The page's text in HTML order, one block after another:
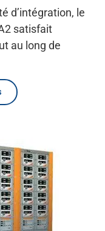
d’intégration, le
satisfait
au long de